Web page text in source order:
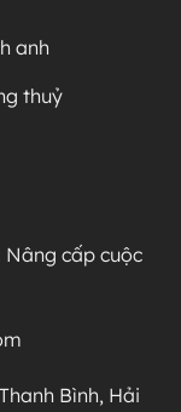
anh
thuỷ
Nâng cấp cuộc
Bình, Hải